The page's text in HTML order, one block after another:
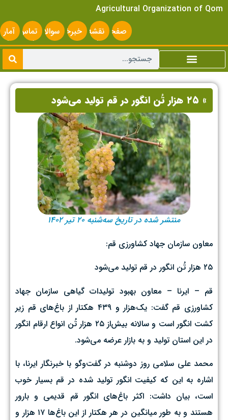
Agricultural Organization of Qom
صفحه
اصلی
نقشه
سایت
خبرخوانسوالات
متداول
تماس
با ما
آمار
» ۲۵ هزار تُن انگور در قم تولید می‌شود
منتشر شده در تاریخ سه‌شنبه ۲۰ تیر ۱۴۰۲
معاون سازمان جهاد کشاورزی قم:‌
۲۵ هزار تُن انگور در قم تولید می‌شود
قم – ایرنا – معاون بهبود تولیدات گیاهی سازمان جهاد
کشاورزی قم گفت: یک‌هزار و ۴۳۹ هکتار از باغ‌های قم زیر
کشت انگور است و سالانه بیش‌از ۲۵ هزار تُن انواع ارقام انگور
در این استان تولید و به بازار عرضه می‌شود.
محمد علی سلامی روز دوشنبه در گفت‌وگو با خبرنگار ایرنا، با
اشاره به این که کیفیت انگور تولید شده در قم بسیار خوب
است، بیان داشت: اکثر باغ‌های انگور قم قدیمی و بارور
هستند و به طور میانگین در هر هکتار از این باغ‌ها ۱۷ هزار و